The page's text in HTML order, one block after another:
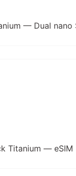
— Dual nano
Titanium — eSIM